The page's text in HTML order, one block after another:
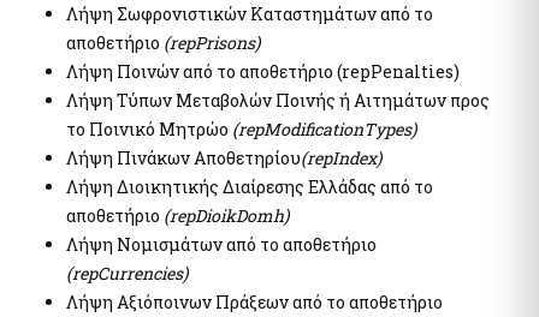
Ειδική ηλεκτρονική εφαρμογή "Στοιχεία προσώπου (myInfo)
για τα Κέντρα εξυπηρέτησης Πολιτών (ΚΕΠ)" - Ειδική
ηλεκτρονική εφαρμογή "Στοιχεία Προσώπου (myInfo) για τις
έμμισθες Προξενικές Αρχές (ΕΠΑ)"
Ψηφιακή πλατφόρμα συλλογής και τήρησης στατιστικών
στοιχείων για θέματα πρόληψης και καταπολέμησης της
νομιμοποίησης εσόδων από εγκληματικές δραστηριότητες και
της χρηματοδότησης της τρομοκρατίας
Απόκρυψη λίστας
Τηλεπικοινωνίες
Μητρώο Δικαιούχων Απαλλαγής Τελών Συνδρομητών Κινητής
Τηλεφωνίας και Καρτοκινητής Τηλεφωνίας (Μη.Δ.Α.Τε.)
Ελεγκτικές Υπηρεσίες Ελληνικού Δημοσίου
Υποβολή δήλωσης "ΠΟΘΕΝ ΕΣΧΕΣ"
Επιδόματα- Παροχές
Κοινωνικό μέρισμα
Λήψη Σωφρονιστικών Καταστημάτων από το
αποθετήριο (repPrisons)
Λήψη Ποινών από το αποθετήριο (repPenalties)
Λήψη Τύπων Μεταβολών Ποινής ή Αιτημάτων προς
το Ποινικό Μητρώο (repModificationTypes)
Λήψη Πινάκων Αποθετηρίου(repIndex)
Λήψη Διοικητικής Διαίρεσης Ελλάδας από το
αποθετήριο (repDioikDomh)
Λήψη Νομισμάτων από το αποθετήριο
(repCurrencies)
Λήψη Αξιόποινων Πράξεων από το αποθετήριο